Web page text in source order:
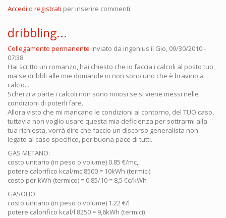
Accedi o registrati per inserire commenti.
dribbling...
Collegamento permanente Inviato da ingenius il Gio, 09/30/2010 -
07:38
Hai scritto un romanzo, hai chiesto che io faccia i calcoli al posto tuo,
ma se dribbli alle mie domande io non sono uno che è bravino a
calcio...
Scherzi a parte i calcoli non sono noiosi se si viene messi nelle
condizioni di poterli fare.
Allora visto che mi mancano le condizioni al contorno, del TUO caso,
tuttavia non voglio usare questa mia deficienza per sottrarmi alla
tua richiesta, vorrà dire che faccio un discorso generalista non
legato al caso specifico, per buona pace di tutti.
GAS METANO:
costo unitario (in peso o volume) 0.85 €/mc,
potere calorifico kcal/mc 8500 = 10kWh (termici)
costo per kWh (termico) = 0.85/10 = 8,5 €c/kWh
GASOLIO:
costo unitario (in peso o volume) 1.22 €/l
potere calorifico kcal/l 8250 = 9,6kWh (termici)